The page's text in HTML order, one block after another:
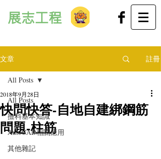
展志工程
文章 註冊
All Posts
撿料基本知識
AutoCAD相關應用
其他雜記
All Posts
快問快答-自地自建綁鋼筋
問題-柱筋
2018年9月28日